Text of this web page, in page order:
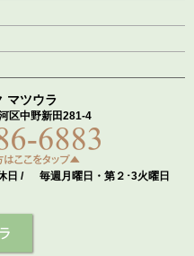
マツウラ
区中野新田281-4
日 / 毎週月曜日・第２･3火曜日